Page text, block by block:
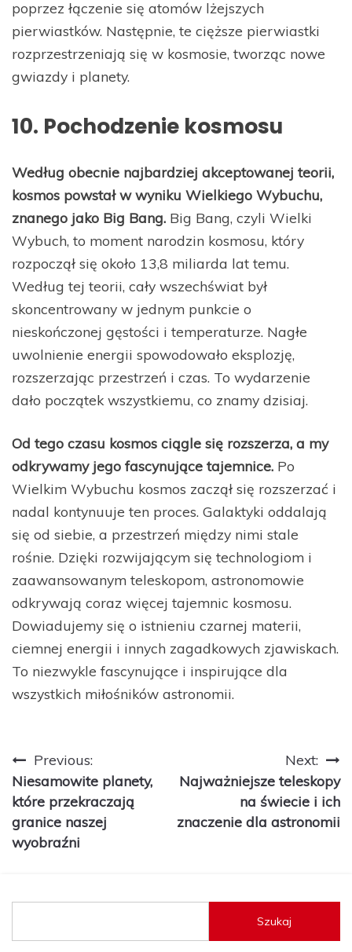
poprzez łączenie się atomów lżejszych
pierwiastków. Następnie, te cięższe pierwiastki
rozprzestrzeniają się w kosmosie, tworząc nowe
gwiazdy i planety.
10. Pochodzenie kosmosu
Według obecnie najbardziej akceptowanej teorii,
kosmos powstał w wyniku Wielkiego Wybuchu,
znanego jako Big Bang. Big Bang, czyli Wielki
Wybuch, to moment narodzin kosmosu, który
rozpoczął się około 13,8 miliarda lat temu.
Według tej teorii, cały wszechświat był
skoncentrowany w jednym punkcie o
nieskończonej gęstości i temperaturze. Nagłe
uwolnienie energii spowodowało eksplozję,
rozszerzając przestrzeń i czas. To wydarzenie
dało początek wszystkiemu, co znamy dzisiaj.
Od tego czasu kosmos ciągle się rozszerza, a my
odkrywamy jego fascynujące tajemnice. Po
Wielkim Wybuchu kosmos zaczął się rozszerzać i
nadal kontynuuje ten proces. Galaktyki oddalają
się od siebie, a przestrzeń między nimi stale
rośnie. Dzięki rozwijającym się technologiom i
zaawansowanym teleskopom, astronomowie
odkrywają coraz więcej tajemnic kosmosu.
Dowiadujemy się o istnieniu czarnej materii,
ciemnej energii i innych zagadkowych zjawiskach.
To niezwykle fascynujące i inspirujące dla
wszystkich miłośników astronomii.
Nawigacja
wpisu
Previous:
Niesamowite planety,
które przekraczają
granice naszej
wyobraźni
Next:
Najważniejsze teleskopy
na świecie i ich
znaczenie dla astronomii
Szukaj